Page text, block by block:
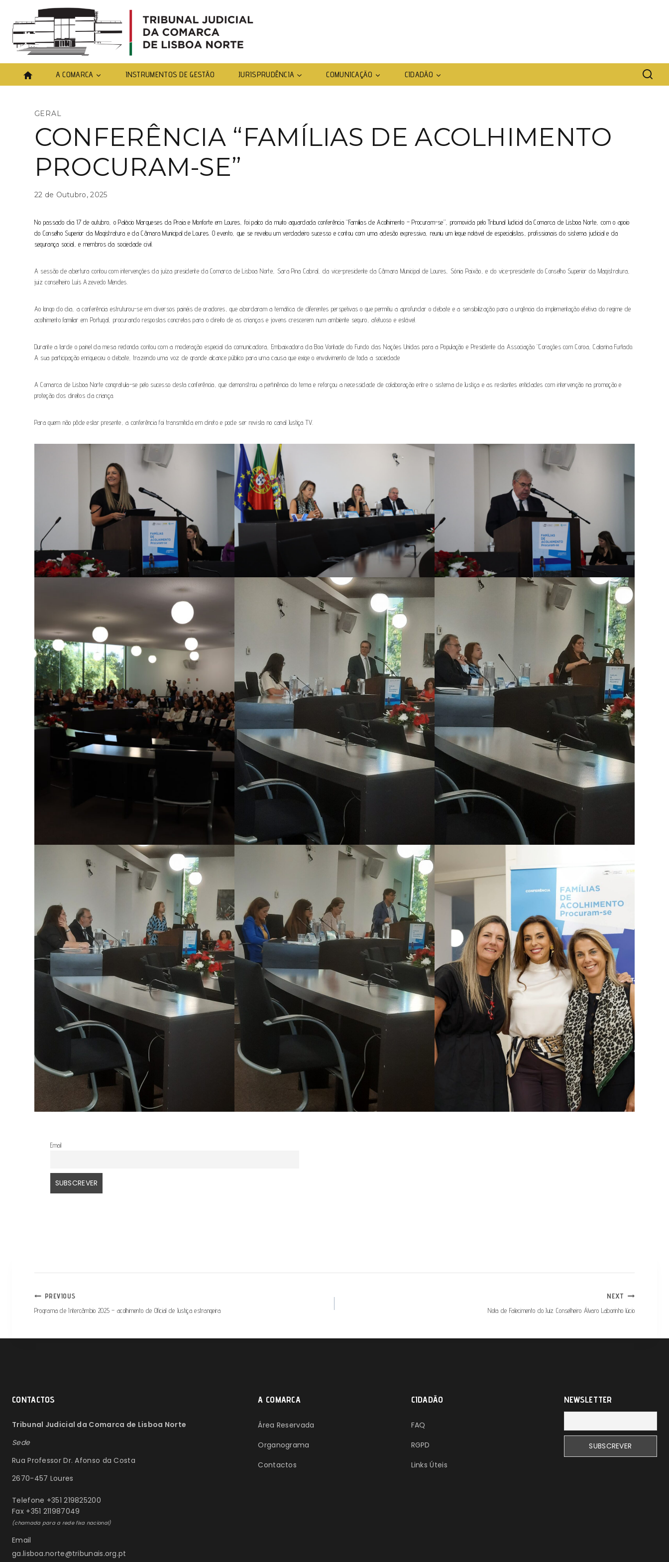
A COMARCA INSTRUMENTOS DE GESTÃO JURISPRUDÊNCIA COMUNICAÇÃO CIDADÃO
GERAL
CONFERÊNCIA “FAMÍLIAS DE ACOLHIMENTO
PROCURAM-SE”
22 de Outubro, 2025
No passado dia 17 de outubro, o Palácio Marqueses da Praia e Monforte em Loures, foipalco da muito aguardada conferência “Famílias de Acolhimento – Procuram-se”, promovida pelo Tribunal Judicial da Comarca de Lisboa Norte, com o apoio
do Conselho Superior da Magistratura e da Câmara Municipal de Loures. O evento, que se revelou um verdadeiro sucesso e contou com uma adesão expressiva, reuniu um leque notável de especialistas, profissionais do sistema judicial e da
segurança social, e membros da sociedade civil.
A sessão de abertura contou com intervenções da juíza presidente da Comarca de Lisboa Norte, Sara Pina Cabral, da vice-presidente da Câmara Municipal de Loures, Sónia Paixão, e do vice-presidente do Conselho Superior da Magistratura,
juiz conselheiro Luís Azevedo Mendes.
Ao longo do dia, a conferência estruturou-se em diversos painéis de oradores, que abordaram a temática de diferentes perspetivas o que permitiu a aprofundar o debate e a sensibilização para a urgência da implementação efetiva do regime de
acolhimento familiar em Portugal, procurando respostas concretas para o direito de as crianças e jovens crescerem num ambiente seguro, afetuoso e estável.
Durante a tarde o painel da mesa redonda contou com a moderação especial da comunicadora, Embaixadora da Boa Vontade do Fundo das Nações Unidas para a População e Presidente da Associação “Corações com Coroa, Catarina Furtado.
A sua participação enriqueceu o debate, trazendo uma voz de grande alcance público para uma causa que exige o envolvimento de toda a sociedade
A Comarca de Lisboa Norte congratula-se pelo sucesso desta conferência, que demonstrou a pertinência do tema e reforçou a necessidade de colaboração entre o sistema de Justiça e as restantes entidades com intervenção na promoção e
proteção dos direitos da criança.
Para quem não pôde estar presente, a conferência foi transmitida em direto e pode ser revista no canal Justiça TV.
Email
PREVIOUS
Programa de Intercâmbio 2025 – acolhimento de Oficial de Justiça estrangeira
NEXT
Nota de Falecimento do Juiz Conselheiro Álvaro Laborinho lúcio
CONTACTOS
Tribunal Judicial da Comarca de Lisboa Norte
Sede
Rua Professor Dr. Afonso da Costa
2670-457 Loures
Telefone +351 219825200
Fax +351 211987049
(chamada para a rede fixa nacional)
Email
ga.lisboa.norte@tribunais.org.pt
A COMARCA
Área Reservada
Organograma
Contactos
CIDADÃO
FAQ
RGPD
Links Úteis
NEWSLETTER